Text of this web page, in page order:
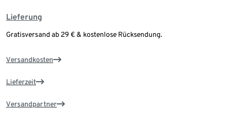
Lieferung
Gratisversand ab 29 € & kostenlose Rücksendung.
Versandkosten
Lieferzeit
Versandpartner